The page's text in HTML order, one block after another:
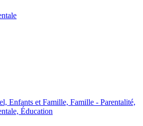
Enfants et Famille, Famille - Parentalité,
Éducation